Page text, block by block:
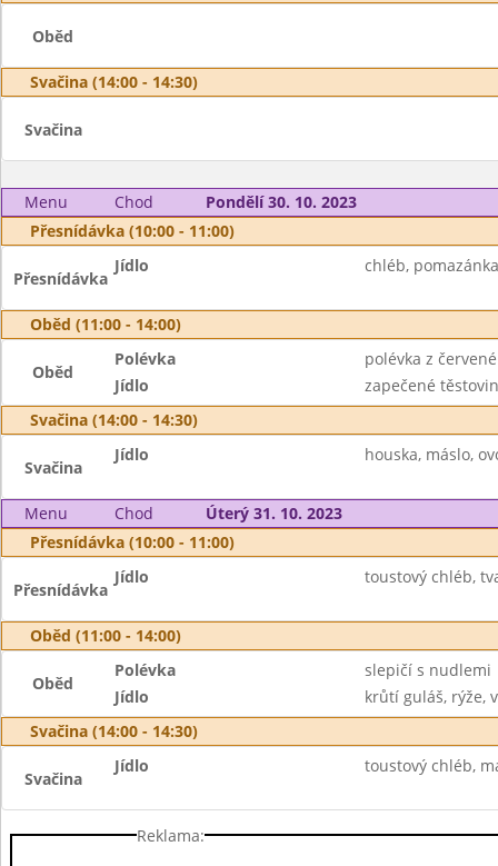
Oběd
Svačina (14:00 - 14:30)
Svačina
Menu Chod
Pondělí 30. 10. 2023
Přesnídávka (10:00 - 11:00)
Přesnídávka
Jídlo chléb,
Oběd (11:00 - 14:00)
Oběd
Polévka
polévka z
Jídlo
zapečené
Svačina (14:00 - 14:30)
Svačina
Jídlo houska, máslo,
Menu Chod
Úterý 31. 10. 2023
Přesnídávka (10:00 - 11:00)
Přesnídávka
Jídlo toustový chléb,
Oběd (11:00 - 14:00)
Oběd
Polévka
slepičí s nudlemi
Jídlo
krůtí guláš, rýže,
Svačina (14:00 - 14:30)
Svačina
Jídlo toustový chléb,
Reklama: